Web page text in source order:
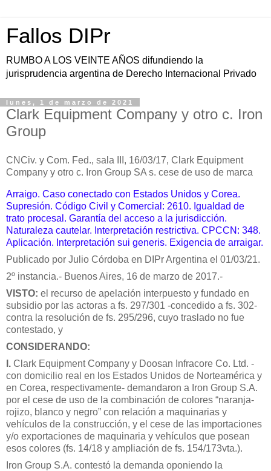
Fallos DIPr
RUMBO A LOS VEINTE AÑOS difundiendo la
jurisprudencia argentina de Derecho Internacional Privado
lunes, 1 de marzo de 2021
Clark Equipment Company y otro c. Iron
Group
CNCiv. y Com. Fed., sala III, 16/03/17, Clark Equipment
Company y otro c. Iron Group SA s. cese de uso de marca
Arraigo. Caso conectado con Estados Unidos y Corea.
Supresión. Código Civil y Comercial: 2610. Igualdad de
trato procesal. Garantía del acceso a la jurisdicción.
Naturaleza cautelar. Interpretación restrictiva. CPCCN: 348.
Aplicación. Interpretación sui generis. Exigencia de arraigar.
Publicado por Julio Córdoba en DIPr Argentina el 01/03/21.
2º instancia.- Buenos Aires, 16 de marzo de 2017.-
VISTO: el recurso de apelación interpuesto y fundado en
subsidio por las actoras a fs. 297/301 -concedido a fs. 302-
contra la resolución de fs. 295/296, cuyo traslado no fue
contestado, y
CONSIDERANDO:
I. Clark Equipment Company y Doosan Infracore Co. Ltd. -
con domicilio real en los Estados Unidos de Norteamérica y
en Corea, respectivamente- demandaron a Iron Group S.A.
por el cese de uso de la combinación de colores “naranja-
rojizo, blanco y negro” con relación a maquinarias y
vehículos de la construcción, y el cese de las importaciones
y/o exportaciones de maquinaria y vehículos que posean
esos colores (fs. 14/18 y ampliación de fs. 154/173vta.).
Iron Group S.A. contestó la demanda oponiendo la